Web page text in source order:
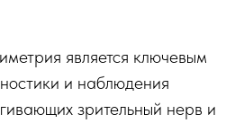
является ключевым
и наблюдения
зрительный нерв и